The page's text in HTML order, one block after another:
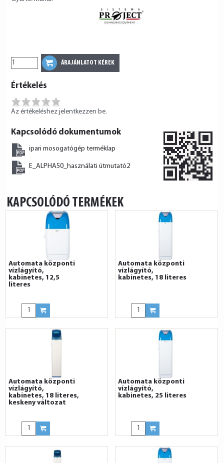
Értékelés
Az értékeléshez jelentkezzen be.
Kapcsolódó dokumentumok
ipari mosogatógép terméklap
E_ALPHA50_használati útmutató2
KAPCSOLÓDÓ TERMÉKEK
Automata központi
vízlágyító,
kabinetes, 12,5
literes
Automata központi
vízlágyító,
kabinetes, 18 literes
Automata központi
vízlágyító,
kabinetes, 18 literes,
keskeny változat
Automata központi
vízlágyító,
kabinetes, 25 literes